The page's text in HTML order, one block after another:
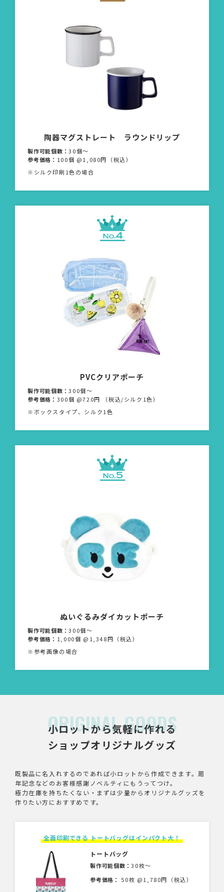
陶器マグストレート ラウンドリップ
製作可能個数：30個〜
参考価格： 100個 @1,080円（税込）
※シルク印刷1色の場合
PVCクリアポーチ
製作可能個数：300個〜
参考価格： 300個 @720円 （税込/シルク1色）
※ボックスタイプ、シルク1色
ぬいぐるみダイカットポーチ
製作可能個数：300個〜
参考価格： 1,000個 @1,348円（税込）
※参考画像の場合
ORIGINAL GOODS
小ロットから気軽に作れる
ショップオリジナルグッズ
既製品に名入れするのであれば小ロットから作成できます。周
年記念などのお客様感謝ノベルティにもうってつけ。
極力在庫を持ちたくない・まずは少量からオリジナルグッズを
作りたい方におすすめです。
全面印刷できる トートバッグはインパクト大！
トートバッグ
製作可能個数：30枚〜
参考価格：
50枚 @1,780円（税込）